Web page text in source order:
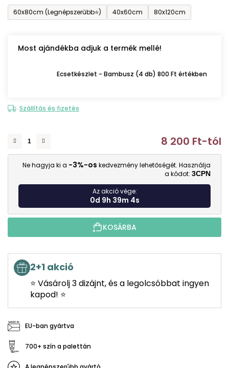
60x80cm (Legnépszerűbb⭐)
40x60cm 80x120cm
Most ajándékba adjuk a termék mellé!
Ecsetkészlet - Bambusz (4 db) 800 Ft értékben
Szállítás és fizetés
8 200 Ft-tól
Ne hagyja ki a -3%-os kedvezmény lehetőségét. Használja
a kódot: 3CPN
Az akció vége:
0d 9h 39m 3s
KOSÁRBA
2+1 akció
⭐ Vásárolj 3 dizájnt, és a legolcsóbbat ingyen
kapod! ⭐
EU-ban gyártva
700+ szín a palettán